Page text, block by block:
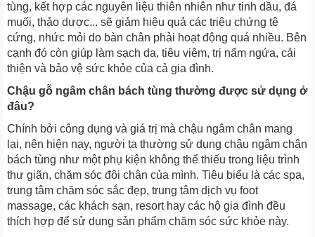
tùng, kết hợp các nguyên liệu thiên nhiên như tinh dầu, đá
muối, thảo dược... sẽ giảm hiệu quả các triệu chứng tê
cứng, nhức mỏi do bàn chân phải hoạt động quá nhiều. Bên
cạnh đó còn giúp làm sạch da, tiêu viêm, trị nấm ngứa, cải
thiện và bảo vệ sức khỏe của cả gia đình.
Chậu gỗ ngâm chân bách tùng thường được sử dụng ở
đâu?
Chính bởi công dụng và giá trị mà chậu ngâm chân mang
lại, nên hiện nay, người ta thường sử dụng chậu ngâm chân
bách tùng như một phụ kiện không thể thiếu trong liệu trình
thư giãn, chăm sóc đôi chân của mình. Tiêu biểu là các spa,
trung tâm chăm sóc sắc đẹp, trung tâm dịch vụ foot
massage, các khách sạn, resort hay các hộ gia đình đều
thích hợp để sử dụng sản phẩm chăm sóc sức khỏe này.